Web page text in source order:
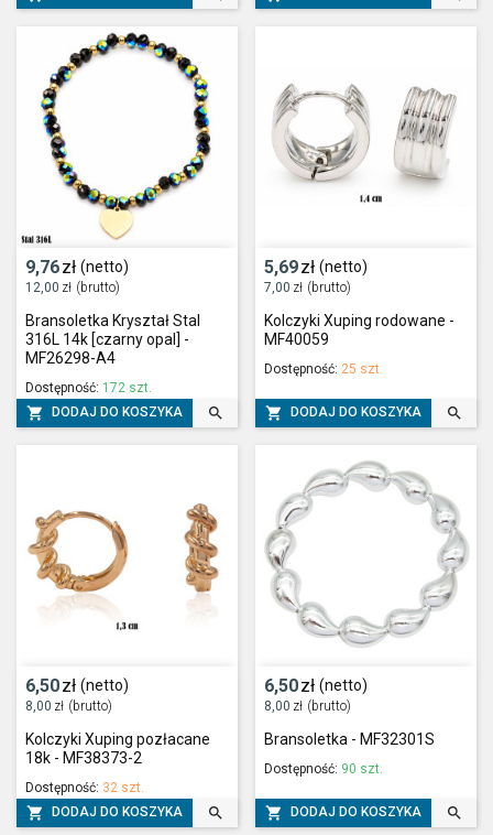
9,76zł (netto)
12,00 zł (brutto)
Bransoletka Kryształ Stal
316L 14k [czarny opal] -
MF26298-A4
Dostępność: 172 szt.
 DODAJ DO KOSZYKA 
5,69zł (netto)
7,00 zł (brutto)
Kolczyki Xuping rodowane -
MF40059
Dostępność: 25 szt.
 DODAJ DO KOSZYKA 
6,50zł (netto)
8,00 zł (brutto)
Kolczyki Xuping pozłacane
18k - MF38373-2
Dostępność: 32 szt.
 DODAJ DO KOSZYKA 
6,50zł (netto)
8,00 zł (brutto)
Bransoletka - MF32301S
Dostępność: 90 szt.
 DODAJ DO KOSZYKA 